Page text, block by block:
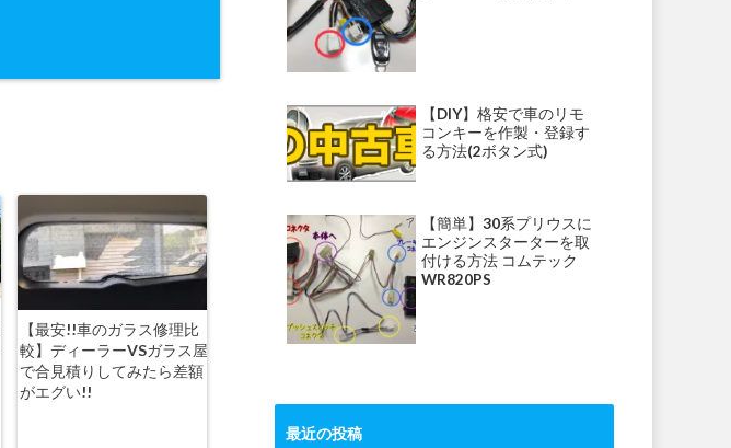
【最安!!車のガラス修理比
較】ディーラーVSガラス屋
で合見積りしてみたら差額
がエグい!!
【DIY】格安で車のリモ
コンキーを作製・登録す
る方法(2ボタン式)
【簡単】30系プリウスに
エンジンスターターを取
付ける方法 コムテック
WR820PS
最近の投稿